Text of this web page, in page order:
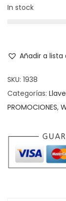
In stock
Añadir a lista
SKU: 1938
Categorías:
PROMOCIONES,